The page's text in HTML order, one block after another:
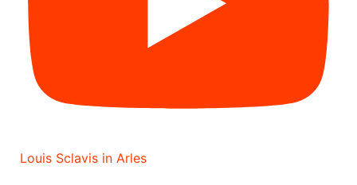
Louis Sclavis in Arles